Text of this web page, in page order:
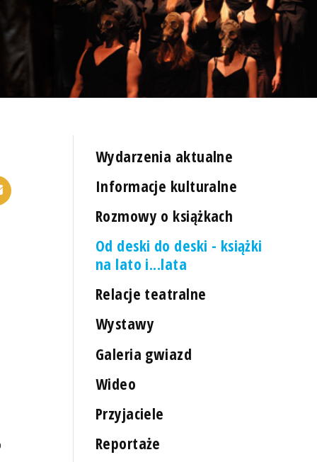
Wydarzenia aktualne
Informacje kulturalne
Rozmowy o książkach
Od deski do deski - książki
na lato i...lata
Relacje teatralne
Wystawy
Galeria gwiazd
Wideo
Przyjaciele
Reportaże